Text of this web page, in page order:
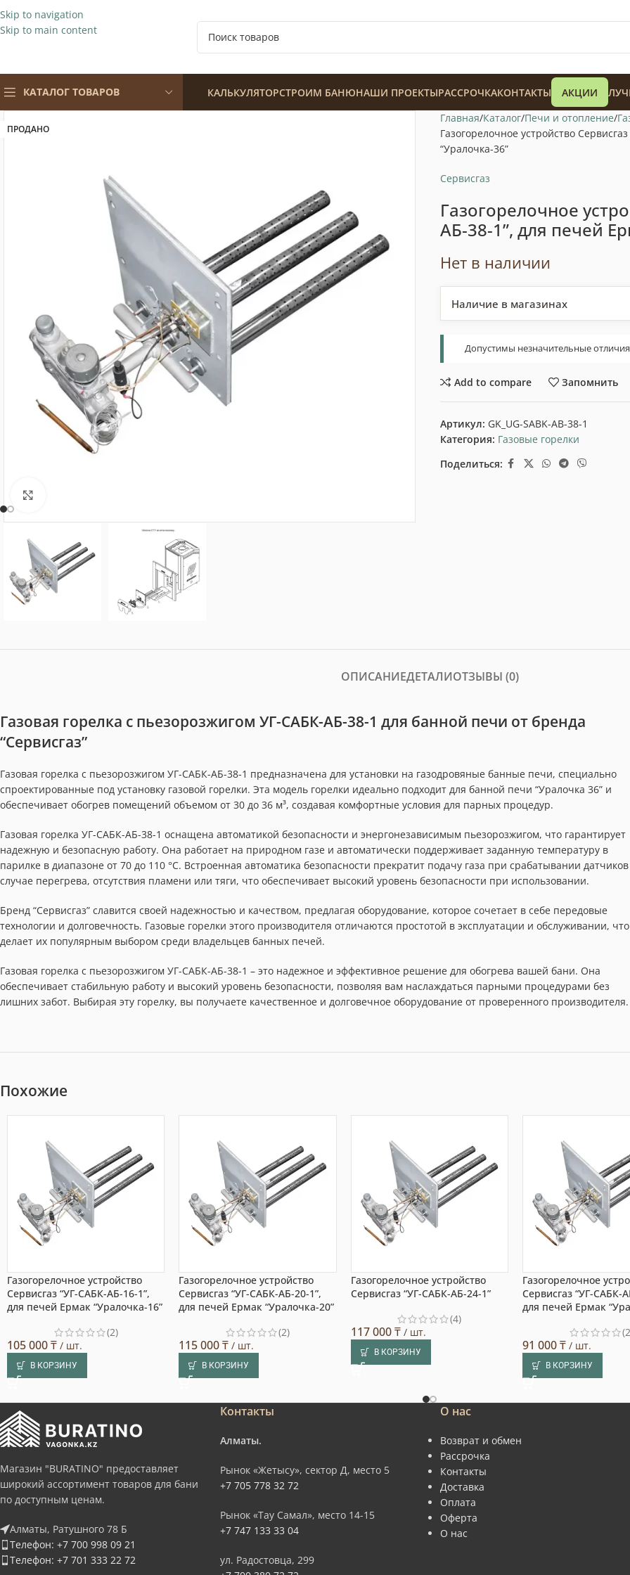
Skip to navigation
Skip to main content
КАТАЛОГ ТОВАРОВ
128 900₸
КАЛЬКУЛЯТОРСТРОИМ БАНЮНАШИ ПРОЕКТЫРАССРОЧКАКОНТАКТЫ АКЦИИ
ПРОДАНО
Главная Каталог Печи и отопление
Газогорелочное устройство
“Уралочка-36”
Сервисгаз
Газогорелочное
АБ-38-1”, для печей
Нет в наличии
Наличие в магазинах
Допустимы незначительные
Add to compare Запомнить
Артикул: GK_UG-SABK-AB-38-1
Категория: Газовые горелки
Поделиться:
ОПИСАНИЕДЕТАЛИОТЗЫВЫ (0)
Газовая горелка с пьезорозжигом УГ-САБК-АБ-38-1 для банной печи от бренда
“Сервисгаз”
Газовая горелка с пьезорозжигом УГ-САБК-АБ-38-1 предназначена для установки на газодровяные банные печи, специально
спроектированные под установку газовой горелки. Эта модель горелки идеально подходит для банной печи “Уралочка 36” и
обеспечивает обогрев помещений объемом от 30 до 36 м³, создавая комфортные условия для парных процедур.
Газовая горелка УГ-САБК-АБ-38-1 оснащена автоматикой безопасности и энергонезависимым пьезорозжигом, что гарантирует
надежную и безопасную работу. Она работает на природном газе и автоматически поддерживает заданную температуру в
парилке в диапазоне от 70 до 110 °C. Встроенная автоматика безопасности прекратит подачу газа при срабатывании
случае перегрева, отсутствия пламени или тяги, что обеспечивает высокий уровень безопасности при использовании.
Бренд “Сервисгаз” славится своей надежностью и качеством, предлагая оборудование, которое сочетает в себе передовые
технологии и долговечность. Газовые горелки этого производителя отличаются простотой в эксплуатации и обслуживании, что
делает их популярным выбором среди владельцев банных печей.
Газовая горелка с пьезорозжигом УГ-САБК-АБ-38-1 – это надежное и эффективное решение для обогрева вашей бани. Она
обеспечивает стабильную работу и высокий уровень безопасности, позволяя вам наслаждаться парными процедурами без
лишних забот. Выбирая эту горелку, вы получаете качественное и долговечное оборудование от проверенного производителя.
Похожие
Газогорелочное устройство
Сервисгаз “УГ-САБК-АБ-16-1”,
для печей Ермак “Уралочка-16”
(2)
105 000₸ / шт.
В КОРЗИНУ
Газогорелочное устройство
Сервисгаз “УГ-САБК-АБ-20-1”,
для печей Ермак “Уралочка-20”
(2)
115 000₸ / шт.
В КОРЗИНУ
Газогорелочное устройство
Сервисгаз “УГ-САБК-АБ-24-1”
(4)
117 000₸/ шт.
В КОРЗИНУ
Газогорелочное
Сервисгаз “УГ-САБК-
для печей Ермак
91 000₸ / шт.
В КОРЗИНУ
Магазин "BURATINO" предоставляет
широкий ассортимент товаров для бани
по доступным ценам.
Алматы, Ратушного 78 Б
Телефон: +7 700 998 09 21
Телефон: +7 701 333 22 72
Контакты
Алматы.
Рынок «Жетысу», сектор Д, место 5
+7 705 778 32 72
Рынок «Тау Самал», место 14-15
+7 747 133 33 04
ул. Радостовца, 299
О нас
Возврат и обмен
Рассрочка
Контакты
Доставка
Оплата
Оферта
О нас